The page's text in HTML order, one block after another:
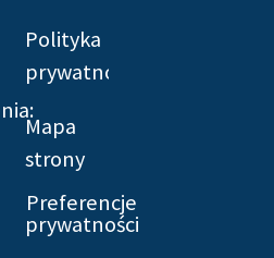
Polityka
prywatności
Mapa
strony
Preferencje
prywatności